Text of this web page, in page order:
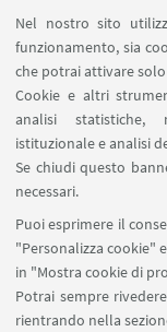
Nel nostro sito
funzionamento, sia
che potrai attivare
Cookie e altri
analisi statistiche,
istituzionale e analisi
Se chiudi questo
necessari.
Puoi esprimere il
"Personalizza cookie"
in "Mostra cookie di
Potrai sempre
rientrando nella